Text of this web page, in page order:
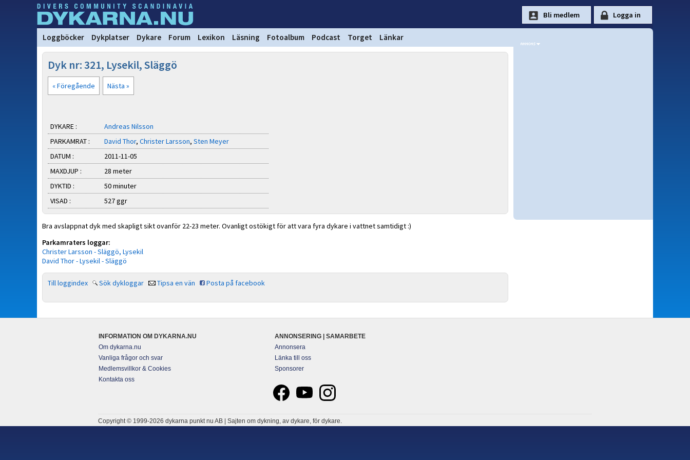
Loggböcker Dykplatser Dykare Forum Lexikon Läsning Fotoalbum Podcast Torget Länkar
Dyk nr: 321, Lysekil, Släggö
« Föregående Nästa »
DYKARE :
Andreas Nilsson
PARKAMRAT :
David Thor, Christer Larsson, Sten Meyer
DATUM :
2011-11-05
MAXDJUP :
28 meter
DYKTID :
50 minuter
VISAD :
527 ggr
Bra avslappnat dyk med skapligt sikt ovanför 22-23 meter. Ovanligt ostökigt för att vara fyra dykare i vattnet samtidigt :)
Parkamraters loggar:
Christer Larsson - Släggö, Lysekil
David Thor - Lysekil - Släggö
Till loggindex Sök dykloggar Tipsa en vän Posta på facebook
INFORMATION OM DYKARNA.NU
Om dykarna.nu
Vanliga frågor och svar
Medlemsvillkor & Cookies
Kontakta oss
ANNONSERING | SAMARBETE
Annonsera
Länka till oss
Sponsorer
Copyright © 1999-2026 dykarna punkt nu AB | Sajten om dykning, av dykare, för dykare.